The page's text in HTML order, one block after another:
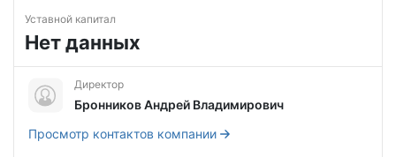
Уставной капитал
Нет данных
Директор
Бронников Андрей Владимирович
Просмотр контактов компании